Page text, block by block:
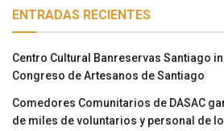
ENTRADAS RECIENTES
Centro Cultural Banreservas Santiago
Congreso de Artesanos de Santiago
Comedores Comunitarios de DASAC
de miles de voluntarios y personal de